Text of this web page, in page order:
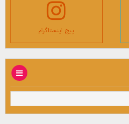
پیج اینستاگرام